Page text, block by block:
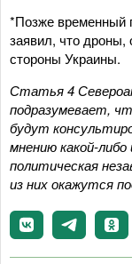
*Позже временный
заявил, что
стороны Украины.
Статья 4
подразумевает,
будут
мнению какой-
политическая
из них окажутся